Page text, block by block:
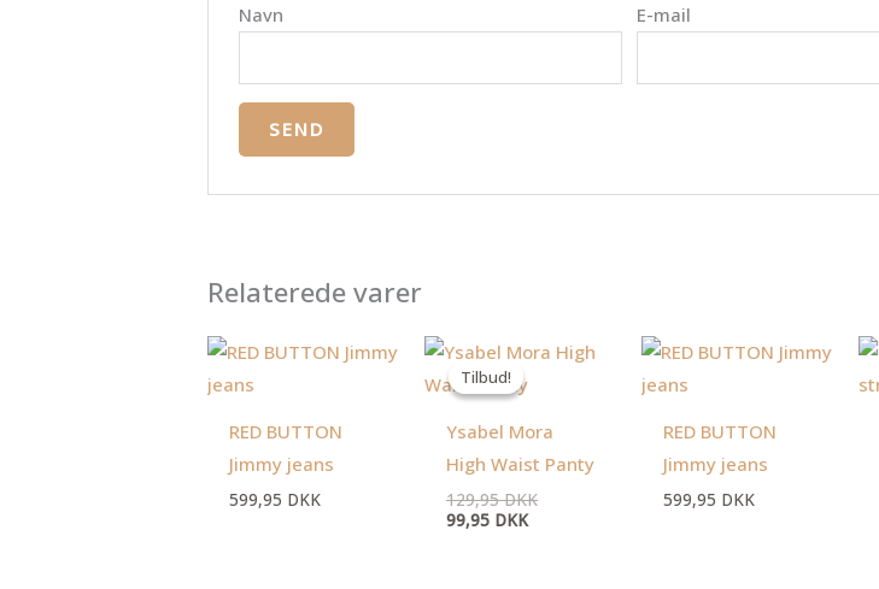
Navn E-mail
Relaterede varer
RED BUTTON
Jimmy jeans
599,95 DKK
Tilbud!
Tilbud!
Ysabel Mora
High Waist Panty
129,95DKK
Den
oprindelige
129,95 DKK.
99,95 DKK
Den
aktuelle
pris
99,95 DKK.
RED BUTTON
Jimmy jeans
599,95 DKK